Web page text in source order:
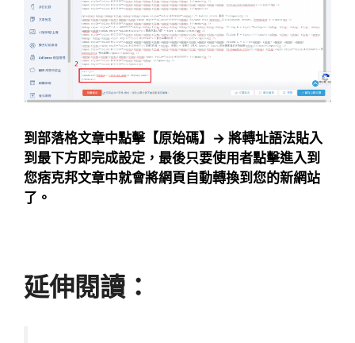
到部落格文章中點擊【原始碼】→ 將轉址語法貼入
到最下方即完成設定， 最後只要使用者點擊進入到
您痞克邦文章中就會將網頁自動轉換到您的新網站
了。
延伸閱讀：